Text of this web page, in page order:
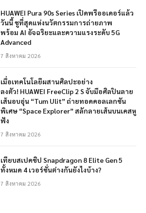
HUAWEI Pura 90s Series เปิดพรีออเดอร์แล้ว
วันนี้ ชูที่สุดแห่งนวัตกรรมการถ่ายภาพ
พร้อม AI อัจฉริยะและความแรงระดับ 5G
Advanced
7 สิงหาคม 2026
เมื่อเทคโนโลยีผสานศิลปะอย่าง
ลงตัว! HUAWEI FreeClip 2 S จับมือศิลปินลาย
เส้นอบอุ่น “Tum Ulit” ถ่ายทอดคอลเลกชัน
พิเศษ “Space Explorer” สลักลายเส้นบนเคสหู
ฟัง
7 สิงหาคม 2026
เทียบสเปคชิป Snapdragon 8 Elite Gen 5
ทั้งหมด 4 เวอร์ชั่นต่างกันยังไงบ้าง?
7 สิงหาคม 2026